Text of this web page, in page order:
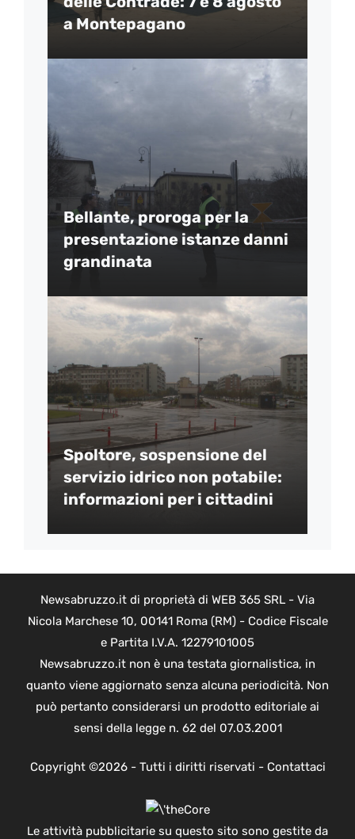
a Montepagano
Bellante, proroga per la
presentazione istanze danni
grandinata
Spoltore, sospensione del
servizio idrico non potabile:
informazioni per i cittadini
Newsabruzzo.it di proprietà di WEB 365 SRL - Via
Nicola Marchese 10, 00141 Roma (RM) - Codice Fiscale
e Partita I.V.A. 12279101005
Newsabruzzo.it non è una testata giornalistica, in
quanto viene aggiornato senza alcuna periodicità. Non
può pertanto considerarsi un prodotto editoriale ai
sensi della legge n. 62 del 07.03.2001
Copyright ©2026 - Tutti i diritti riservati - Contattaci
Le attività pubblicitarie su questo sito sono gestite da